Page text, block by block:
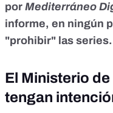
por Mediterráneo
informe, en ningún
"prohibir" las series.
El Ministerio
tengan